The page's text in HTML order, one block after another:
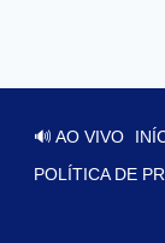
🔊 AO VIVO
POLÍTICA DE